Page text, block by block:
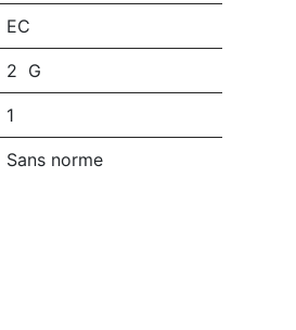
EC
2 G
1
Sans norme